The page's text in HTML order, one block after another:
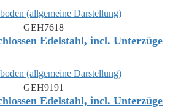
GEH7618
Edelstahl, incl. Unterzüge
GEH9191
Edelstahl, incl. Unterzüge